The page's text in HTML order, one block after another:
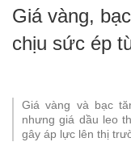
Giá vàng,
chịu sức ép
Giá vàng và bạc
nhưng giá dầu leo
gây áp lực lên thị